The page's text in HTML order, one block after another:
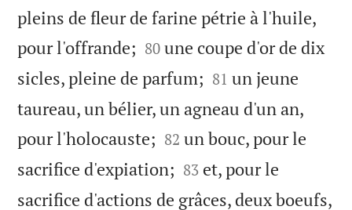
pleins de fleur de farine pétrie à l'huile,
pour l'offrande; 

80 une coupe d'or de dix
sicles, pleine de parfum; 

81 un jeune
taureau, un bélier, un agneau d'un an,
pour l'holocauste; 

82 un bouc, pour le
sacrifice d'expiation; 

83 et, pour le
sacrifice d'actions de grâces, deux boeufs,